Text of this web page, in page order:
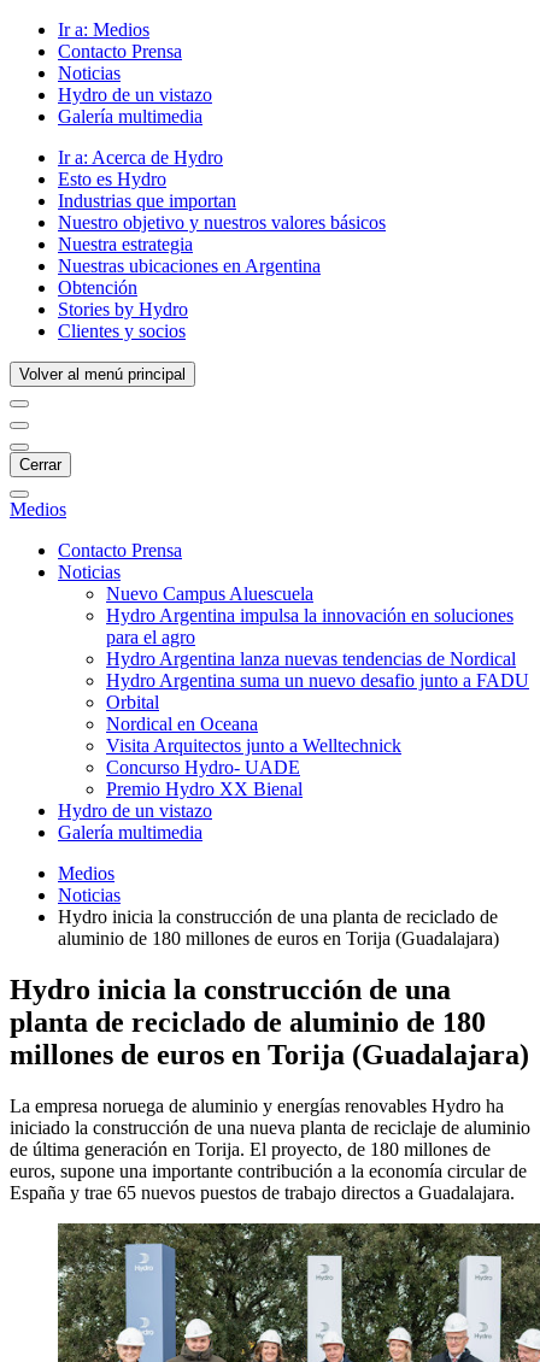
Ir a: Medios
Contacto Prensa
Noticias
Hydro de un vistazo
Galería multimedia
Ir a: Acerca de Hydro
Esto es Hydro
Industrias que importan
Nuestro objetivo y nuestros valores básicos
Nuestra estrategia
Nuestras ubicaciones en Argentina
Obtención
Stories by Hydro
Clientes y socios
Volver al menú principal
Cerrar
Medios
Contacto Prensa
Noticias
Nuevo Campus Aluescuela
Hydro Argentina impulsa la innovación en soluciones
para el agro
Hydro Argentina lanza nuevas tendencias de Nordical
Hydro Argentina suma un nuevo desafio junto a FADU
Orbital
Nordical en Oceana
Visita Arquitectos junto a Welltechnick
Concurso Hydro- UADE
Premio Hydro XX Bienal
Hydro de un vistazo
Galería multimedia
Medios
Noticias
Hydro inicia la construcción de una planta de reciclado de
aluminio de 180 millones de euros en Torija (Guadalajara)
Hydro inicia la construcción de una
planta de reciclado de aluminio de 180
millones de euros en Torija (Guadalajara)
La empresa noruega de aluminio y energías renovables Hydro ha
iniciado la construcción de una nueva planta de reciclaje de aluminio
de última generación en Torija. El proyecto, de 180 millones de
euros, supone una importante contribución a la economía circular de
España y trae 65 nuevos puestos de trabajo directos a Guadalajara.